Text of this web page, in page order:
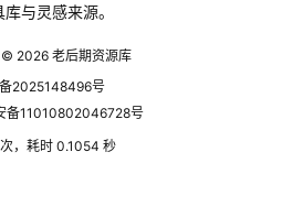
与灵感来源。
© 2026 老后期资源库
2025148496号
备11010802046728号
，耗时 0.1054 秒